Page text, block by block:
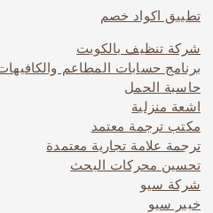
تطبيق اكواد خصم
شركة تنظيف بالكويت
برنامج حسابات المطاعم والكافيهات
حاسبة الحمل
اشعة منزلية
مكتب ترجمة معتمد
ترجمة علامة تجارية معتمدة
تحسين محركات البحث
شركة سيو
خبير سيو